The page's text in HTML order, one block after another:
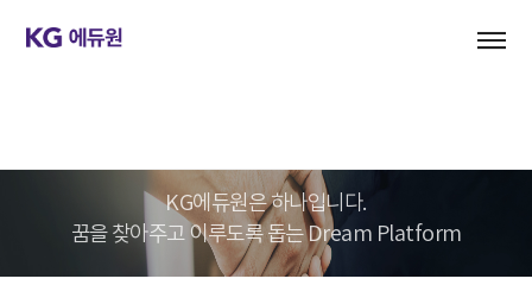
KG에듀원은 하나입니다.
꿈을 찾아주고 이루도록 돕는 Dream Platform